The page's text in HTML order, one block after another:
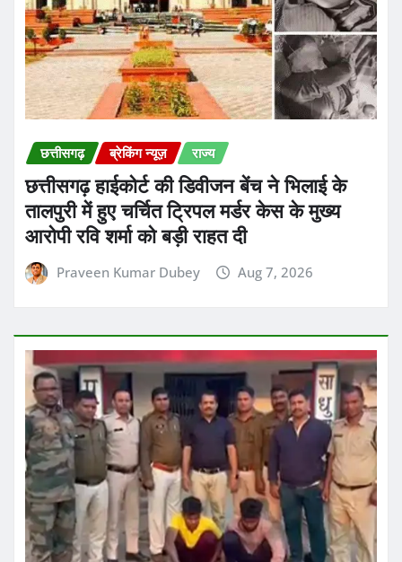
छत्तीसगढ़ ब्रेकिंग न्यूज़ राज्य
छत्तीसगढ़ हाईकोर्ट की डिवीजन बेंच ने भिलाई के
तालपुरी में हुए चर्चित ट्रिपल मर्डर केस के मुख्य
Praveen Kumar Dubey Aug 7, 2026